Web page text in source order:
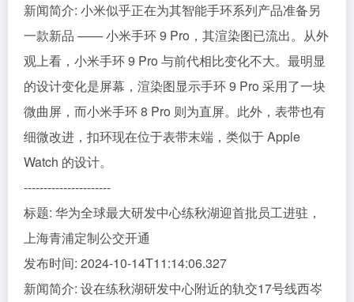
新闻简介: 小米似乎正在为其智能手环系列产品准备另
一款新品 —— 小米手环 9 Pro，其渲染图已流出。从外
观上看，小米手环 9 Pro 与前代相比变化不大。最明显
的设计变化是屏幕，渲染图显示手环 9 Pro 采用了一块
微曲屏，而小米手环 8 Pro 则为直屏。此外，表带也有
细微改进，扣环现在位于表带末端，类似于 Apple
Watch 的设计。
----------------------
标题: 华为全球最大研发中心练秋湖迎首批员工进驻，
上海青浦定制公交开通
发布时间: 2024-10-14T11:14:06.327
新闻简介: 设在练秋湖研发中心附近的轨交17号线西岑